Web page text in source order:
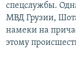
Все сайты
спецслужбы.
МВД Грузии,
намеки на
этому